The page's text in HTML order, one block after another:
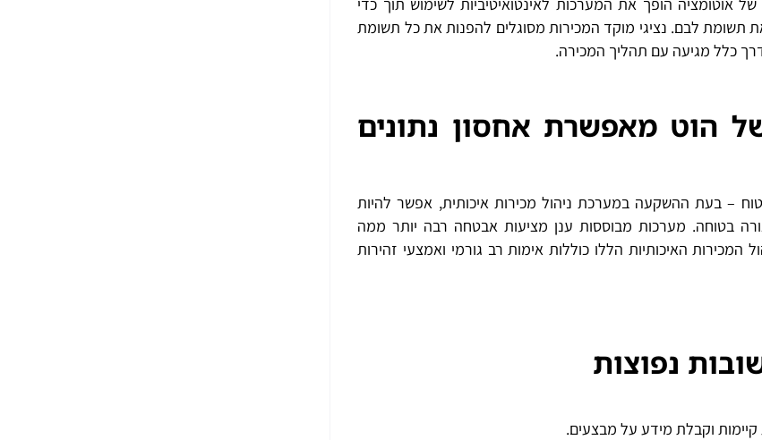
לבם. נציגי מוקד המכירות מסוגלים להפנות את כל תשומת
כלל מגיעה עם תהליך המכירה.
הוט מאפשרת אחסון נתונים
– בעת ההשקעה במערכת ניהול מכירות איכותית, אפשר להיות
בטוחה. מערכות מבוססות ענן מציעות אבטחה רבה יותר ממה
האיכותיות הללו כוללות אימות רב גורמי ואמצעי זהירות
נפוצות
קיימות וקבלת מידע על מבצעים.